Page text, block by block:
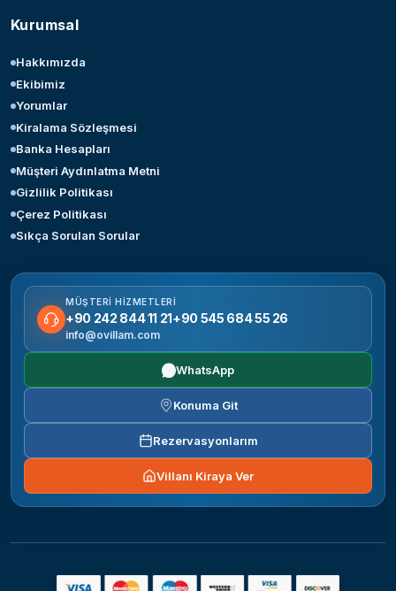
Kurumsal
Hakkımızda
Ekibimiz
Yorumlar
Kiralama Sözleşmesi
Banka Hesapları
Müşteri Aydınlatma Metni
Gizlilik Politikası
Çerez Politikası
Sıkça Sorulan Sorular
MÜŞTERI HIZMETLERI
+90 242 844 11 21+90 545 684 55 26
info@ovillam.com
WhatsApp
Konuma Git
Rezervasyonlarım
Villanı Kiraya Ver